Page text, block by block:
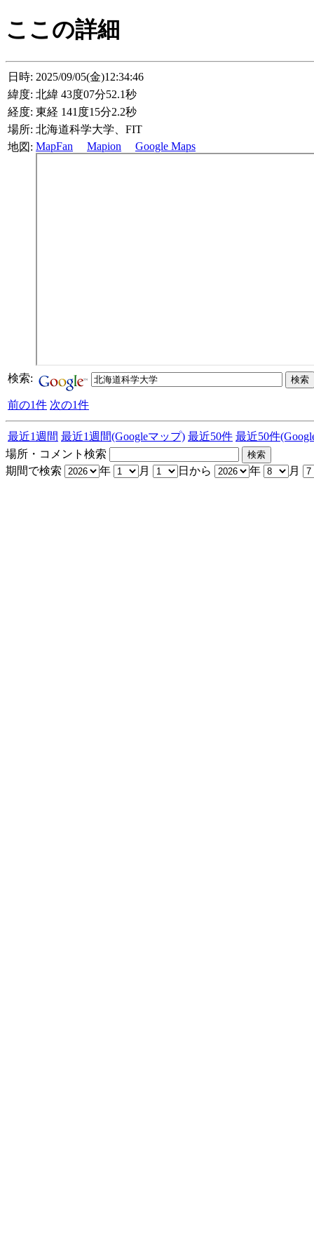
ここの詳細
日時: 2025/09/05(金)12:34:46
緯度: 北緯 43度07分52.1秒
経度: 東経 141度15分2.2秒
場所: 北海道科学大学、FIT
地図: MapFan Mapion Google Maps
検索:
前の1件 次の1件
最近1週間 最近1週間(Googleマップ) 最近50件 最近50件
場所・コメント検索
期間で検索
年 月 日から 年 月